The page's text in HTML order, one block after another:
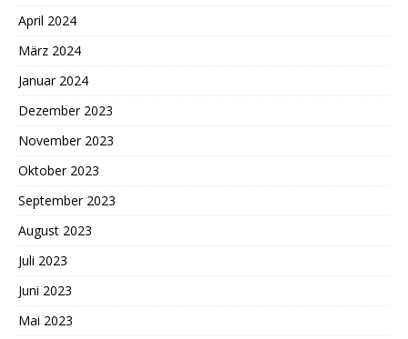
April 2024
März 2024
Januar 2024
Dezember 2023
November 2023
Oktober 2023
September 2023
August 2023
Juli 2023
Juni 2023
Mai 2023